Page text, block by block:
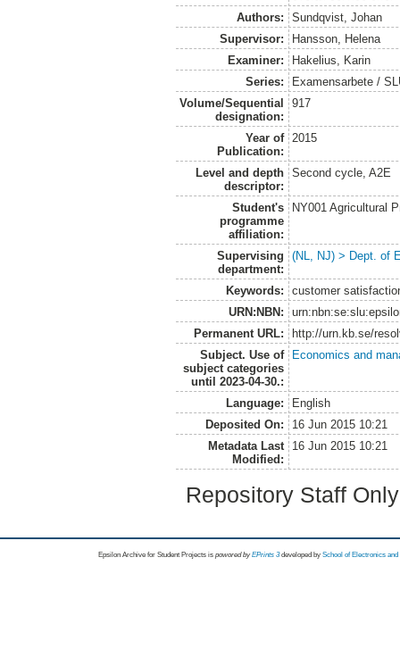
Authors:
Sundqvist, Johan
Supervisor:
Hansson, Helena
Examiner:
Hakelius, Karin
Series:
Examensarbete /
Volume/Sequential
designation:
917
Year of
Publication:
2015
Level and depth
descriptor:
Second cycle, A2E
Student's
programme
affiliation:
NY001 Agricultural
Supervising
department:
(NL, NJ) > Dept. of
Keywords:
customer
URN:NBN:
Permanent URL:
http://urn.kb.se/
Subject. Use of
subject categories
until 2023-04-30.:
Economics and
Language:
English
Deposited On:
16 Jun 2015 10:21
Metadata Last
Modified:
16 Jun 2015 10:21
Repository Staff
Epsilon Archive for Student Projects is powored byEPrints 3 developed by School of Electronics